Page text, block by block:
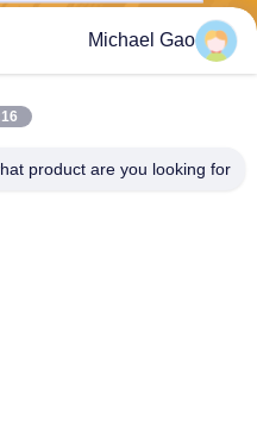
Michael Gao
PM
product are you looking for?